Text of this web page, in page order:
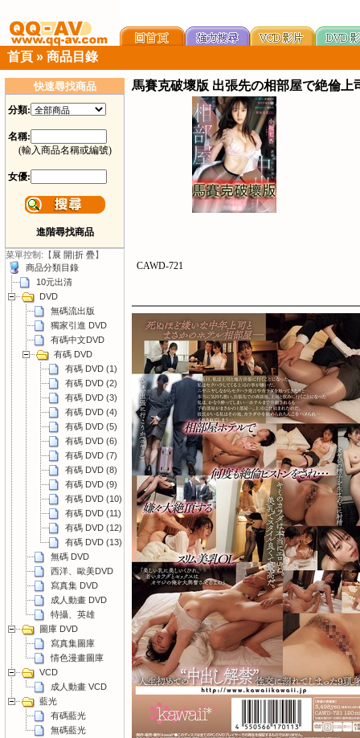
首頁 » 商品目錄
快速尋找商品
分類:
名稱:
(輸入商品名稱或編號)
女優:
進階尋找商品
菜單控制:【展 開|折 疊】
商品分類目錄
10元出清
DVD
無碼流出版
獨家引進 DVD
有碼中文DVD
有碼 DVD
有碼 DVD (1)
有碼 DVD (2)
有碼 DVD (3)
有碼 DVD (4)
有碼 DVD (5)
有碼 DVD (6)
有碼 DVD (7)
有碼 DVD (8)
有碼 DVD (9)
有碼 DVD (10)
有碼 DVD (11)
有碼 DVD (12)
有碼 DVD (13)
無碼 DVD
西洋、歐美DVD
寫真集 DVD
成人動畫 DVD
特攝、英雄
圖庫 DVD
寫真集圖庫
情色漫畫圖庫
VCD
成人動畫 VCD
藍光
有碼藍光
無碼藍光
馬賽克破壞版 出張先の相部屋で絶倫
CAWD-721